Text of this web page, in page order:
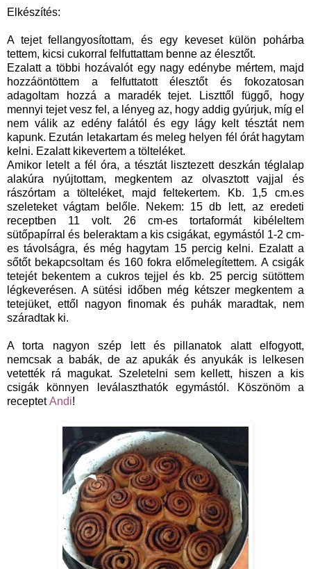
Elkészítés:
A tejet fellangyosítottam, és egy keveset külön pohárba
tettem, kicsi cukorral felfuttattam benne az élesztőt.
Ezalatt a többi hozávalót egy nagy edénybe mértem, majd
hozzáöntöttem a felfuttatott élesztőt és fokozatosan
adagoltam hozzá a maradék tejet. Liszttől függő, hogy
mennyi tejet vesz fel, a lényeg az, hogy addig gyúrjuk, míg el
nem válik az edény falától és egy lágy kelt tésztát nem
kapunk. Ezután letakartam és meleg helyen fél órát hagytam
kelni. Ezalatt kikevertem a tölteléket.
Amikor letelt a fél óra, a tésztát lisztezett deszkán téglalap
alakúra nyújtottam, megkentem az olvasztott vajjal és
rászórtam a tölteléket, majd feltekertem. Kb. 1,5 cm.es
szeleteket vágtam belőle. Nekem: 15 db lett, az eredeti
receptben 11 volt. 26 cm-es tortaformát kibéleltem
sütőpapírral és beleraktam a kis csigákat, egymástól 1-2 cm-
es távolságra, és még hagytam 15 percig kelni. Ezalatt a
sőtőt bekapcsoltam és 160 fokra előmelegítettem. A csigák
tetejét bekentem a cukros tejjel és kb. 25 percig sütöttem
légkeverésen. A sütési időben még kétszer megkentem a
tetejüket, ettől nagyon finomak és puhák maradtak, nem
száradtak ki.
A torta nagyon szép lett és pillanatok alatt elfogyott,
nemcsak a babák, de az apukák és anyukák is lelkesen
vetették rá magukat. Szeletelni sem kellett, hiszen a kis
csigák könnyen leválaszthatók egymástól. Köszönöm a
receptetAndi!